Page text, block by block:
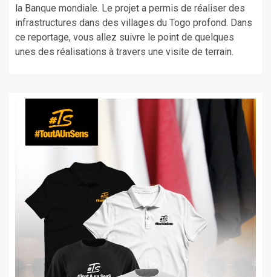
la Banque mondiale. Le projet a permis de réaliser des
infrastructures dans des villages du Togo profond. Dans
ce reportage, vous allez suivre le point de quelques
unes des réalisations à travers une visite de terrain.